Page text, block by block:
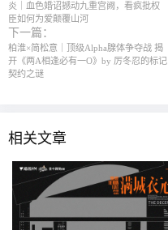
炎｜血色婚诏撼动九重宫阙，看疯批权
臣如何为爱颠覆山河
下一篇：
柏淮×简松意｜顶级Alpha腺体争夺战 揭
开《两A相逢必有一O》by 厉冬忍的标记
契约之谜
相关文章